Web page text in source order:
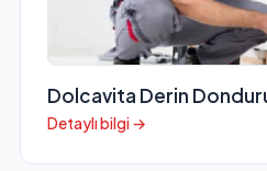
Dolcavita Derin
Detaylı bilgi →